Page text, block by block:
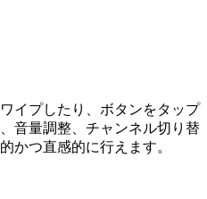
イプしたり、ボタンをタップ
音量調整、チャンネル切り替
かつ直感的に行えます。